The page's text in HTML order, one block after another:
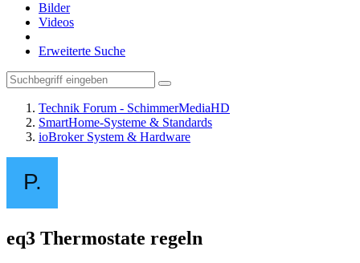
Bilder
Videos
Erweiterte Suche
Technik Forum - SchimmerMediaHD
SmartHome-Systeme & Standards
ioBroker System & Hardware
eq3 Thermostate regeln